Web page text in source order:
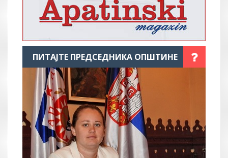
ПИТАЈТЕ ПРЕДСЕДНИКА ОПШТИНЕ